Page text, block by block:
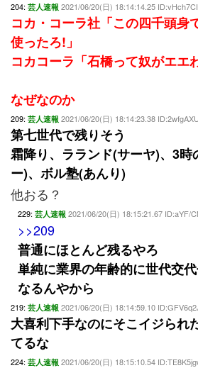
204: 芸人速報 2021/06/20(日) 18:14:14.25
コカ・コーラ社「この四千頭身
使ったろ!」
コカコーラ「石橋って奴がエエ
なぜなのか
209: 芸人速報 2021/06/20(日) 18:14:23.38
第七世代で残りそう
霜降り、ラランド(サーヤ)、3時
ー)、ボル塾(あんり)
他おる？
229: 芸人速報 2021/06/20(日) 18:15:21.67 ID:aYF/
>>209
普通にほとんど残るやろ
単純に業界の年齢的に世代交
なるんやから
219: 芸人速報 2021/06/20(日) 18:14:59.10
大喜利下手なのにそこイジられ
てるな
224: 芸人速報 2021/06/20(日) 18:15:10.54